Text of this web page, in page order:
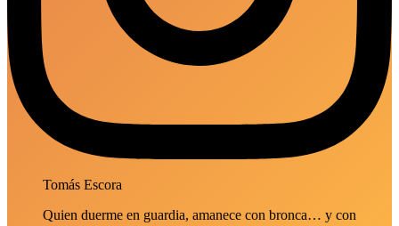
Tomás Escora
Quien duerme en guardia, amanece con bronca… y con